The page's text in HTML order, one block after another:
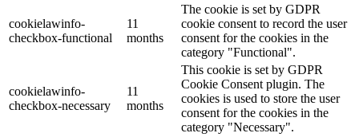
cookielawinfo-
checkbox-functional
11
months
The cookie is set by GDPR
cookie consent to record the user
consent for the cookies in the
category "Functional".
cookielawinfo-
checkbox-necessary
11
months
This cookie is set by GDPR
Cookie Consent plugin. The
cookies is used to store the user
consent for the cookies in the
category "Necessary".